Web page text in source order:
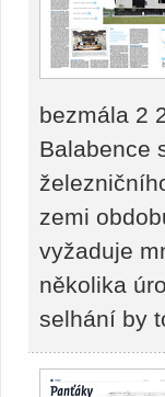
bezmála 2
Balabence
zemi
vyžaduje
několika
selhání by